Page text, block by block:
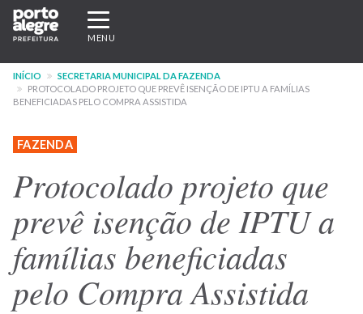
Pular
para
conteúdo
principal
Expandir/recolher
navegação
MENU
INÍCIO
SECRETARIA MUNICIPAL DA FAZENDA
PROTOCOLADO PROJETO QUE PREVÊ ISENÇÃO DE IPTU A FAMÍLIAS
BENEFICIADAS PELO COMPRA ASSISTIDA
FAZENDA
Protocolado projeto que
prevê isenção de IPTU a
famílias beneficiadas
pelo Compra Assistida